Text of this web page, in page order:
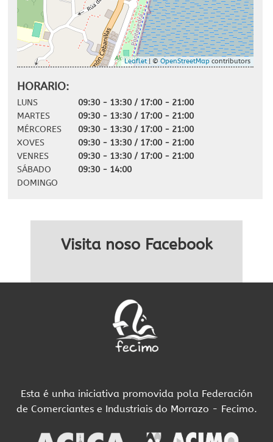
Leaflet| ©OpenStreetMapcontributors
HORARIO:
LUNS
09:30 - 13:30 / 17:00 - 21:00
MARTES
09:30 - 13:30 / 17:00 - 21:00
MÉRCORES
09:30 - 13:30 / 17:00 - 21:00
XOVES
09:30 - 13:30 / 17:00 - 21:00
VENRES
09:30 - 13:30 / 17:00 - 21:00
SÁBADO
09:30 - 14:00
DOMINGO
Visita noso Facebook
Esta é unha iniciativa promovida pola Federación
de Comerciantes e Industriais do Morrazo - Fecimo.